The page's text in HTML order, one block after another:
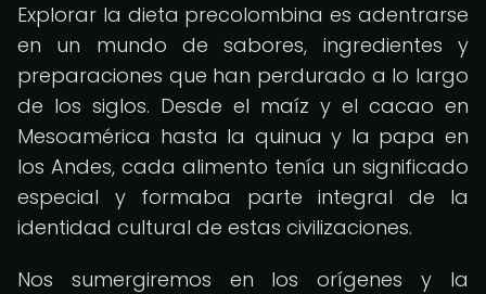
Explorar la dieta precolombina es adentrarse
en un mundo de sabores, ingredientes y
preparaciones que han perdurado a lo largo
de los siglos. Desde el maíz y el cacao en
Mesoamérica hasta la quinua y la papa en
los Andes, cada alimento tenía un significado
especial y formaba parte integral de la
identidad cultural de estas civilizaciones.
Nos sumergiremos en los orígenes y la